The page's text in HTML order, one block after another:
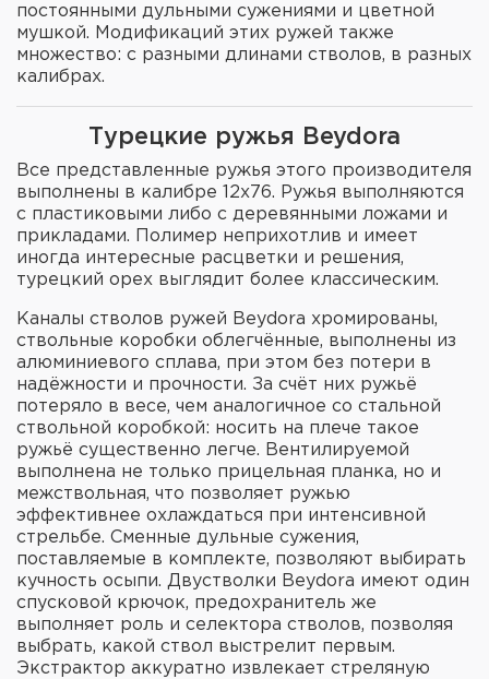
постоянными дульными сужениями и цветной
мушкой. Модификаций этих ружей также
множество: с разными длинами стволов, в разных
калибрах.
Турецкие ружья Beydora
Все представленные ружья этого производителя
выполнены в калибре 12x76. Ружья выполняются
с пластиковыми либо с деревянными ложами и
прикладами. Полимер неприхотлив и имеет
иногда интересные расцветки и решения,
турецкий орех выглядит более классическим.
Каналы стволов ружей Beydora хромированы,
ствольные коробки облегчённые, выполнены из
алюминиевого сплава, при этом без потери в
надёжности и прочности. За счёт них ружьё
потеряло в весе, чем аналогичное со стальной
ствольной коробкой: носить на плече такое
ружьё существенно легче. Вентилируемой
выполнена не только прицельная планка, но и
межствольная, что позволяет ружью
эффективнее охлаждаться при интенсивной
стрельбе. Сменные дульные сужения,
поставляемые в комплекте, позволяют выбирать
кучность осыпи. Двустволки Beydora имеют один
спусковой крючок, предохранитель же
выполняет роль и селектора стволов, позволяя
выбрать, какой ствол выстрелит первым.
Экстрактор аккуратно извлекает стреляную